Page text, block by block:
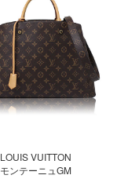
LOUIS VUITTON
モンテーニュGM